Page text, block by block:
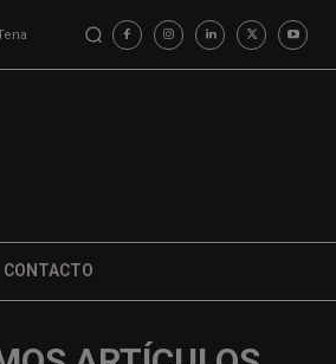
CONTACTO